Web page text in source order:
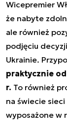
Wicepremier
że nabyte
ale również
podjęciu
Ukrainie.
praktycznie
r. To również
na świecie
wyposażone w